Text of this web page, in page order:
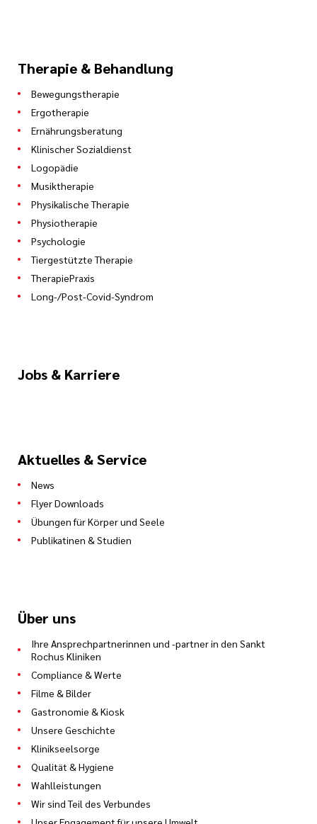
Therapie & Behandlung
Bewegungstherapie
Ergotherapie
Ernährungsberatung
Klinischer Sozialdienst
Logopädie
Musiktherapie
Physikalische Therapie
Physiotherapie
Psychologie
Tiergestützte Therapie
TherapiePraxis
Long-/Post-Covid-Syndrom
Jobs & Karriere
Aktuelles & Service
News
Flyer Downloads
Übungen für Körper und Seele
Publikatinen & Studien
Über uns
Ihre Ansprechpartnerinnen und -partner in den Sankt
Rochus Kliniken
Compliance & Werte
Filme & Bilder
Gastronomie & Kiosk
Unsere Geschichte
Klinikseelsorge
Qualität & Hygiene
Wahlleistungen
Wir sind Teil des Verbundes